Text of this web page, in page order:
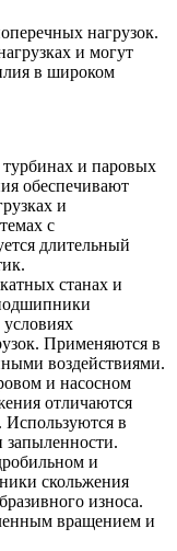
нагрузок.
и могут
в широком
турбинах и паровых
обеспечивают
и
с
длительный
станах и
Применяются в
воздействиями.
и насосном
отличаются
Используются в
и
скольжения
износа.
вращением и